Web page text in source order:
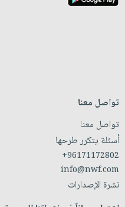
تواصل معنا
تواصل معنا
أسئلة يتكرر طرحها
+96171172802
info@nwf.com
نشرة الإصدارات